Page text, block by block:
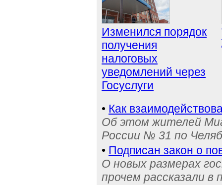
Изменился порядок
получения
налоговых
уведомлений через
Госуслуги
• Как
Об этом жителей
России № 31 по
• Подписан закон о
О новых размерах
прочем рассказали в